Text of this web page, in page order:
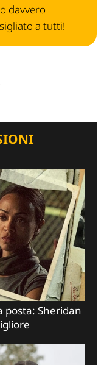
davvero
a tutti!
posta: Sheridan